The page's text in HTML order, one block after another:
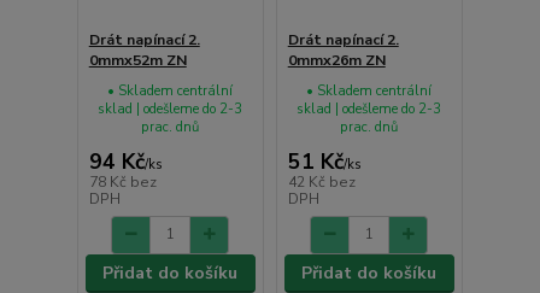
Drát napínací 2.
0mmx52m ZN
94 Kč/ks
78 Kč bez
DPH
• Skladem centrální
sklad | odešleme do 2-3
prac. dnů
Přidat do košíku
Drát napínací 2.
0mmx26m ZN
51 Kč/ks
42 Kč bez
DPH
• Skladem centrální
sklad | odešleme do 2-3
prac. dnů
Přidat do košíku